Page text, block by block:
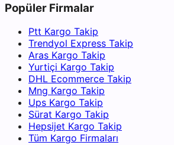
Popüler Firmalar
Ptt Kargo Takip
Trendyol Express Takip
Aras Kargo Takip
Yurtiçi Kargo Takip
DHL Ecommerce Takip
Mng Kargo Takip
Ups Kargo Takip
Sürat Kargo Takip
Hepsijet Kargo Takip
Tüm Kargo Firmaları